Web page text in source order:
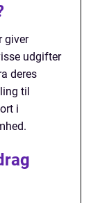
giver
udgifter
deres
til
i